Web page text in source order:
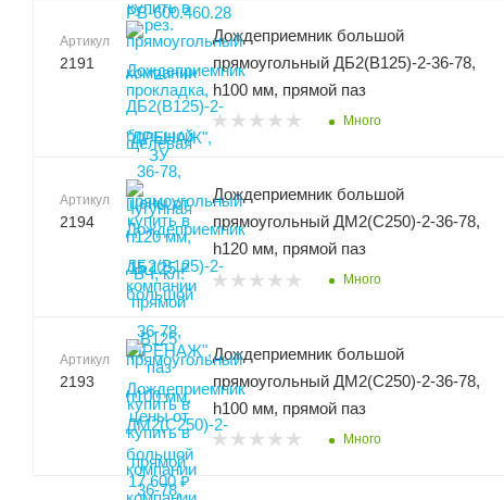
Артикул
2191
Дождеприемник большой
прямоугольный ДБ2(В125)-2-36-78,
h100 мм, прямой паз
Много
Артикул
2194
Дождеприемник большой
прямоугольный ДМ2(С250)-2-36-78,
h120 мм, прямой паз
Много
Артикул
2193
Дождеприемник большой
прямоугольный ДМ2(С250)-2-36-78,
h100 мм, прямой паз
Много